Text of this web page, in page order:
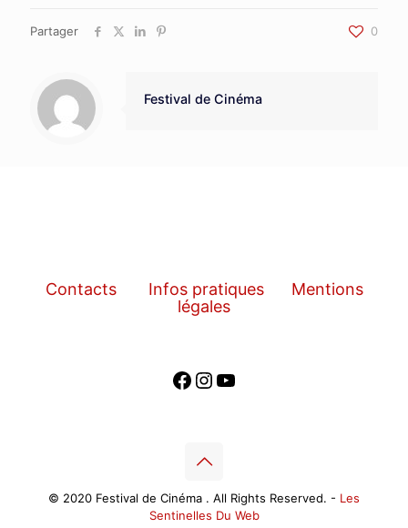
Partager 0
Festival de Cinéma
Contacts Infos pratiques
Mentions
légales
Facebook
Instagram
YouTube
© 2020 Festival de Cinéma . All Rights Reserved. - Les
Sentinelles Du Web